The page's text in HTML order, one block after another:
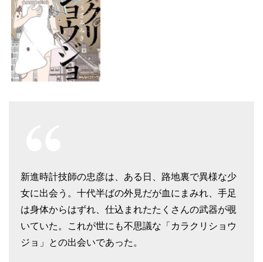
新進時計技師の忠彦は、ある日、路地裏で異様な少
女に出会う。十代半ばの外見だが血にまみれ、手足
は身体からはずれ、仕込まれたたくさんの武器が覗
いていた。これが世にも不思議な「カラクリショウ
ジョ」との出会いであった。